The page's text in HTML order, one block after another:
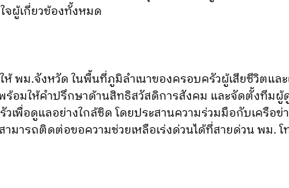
จผู้เกี่ยวข้องทั้งหมด
พม.จังหวัด ในพื้นที่ภูมิลำเนาของครอบครัวผู้เสียชีวิตแล
ร้อมให้คำปรึกษาด้านสิทธิสวัสดิการสังคม และจัดตั้งทีมผู้
วเพื่อดูแลอย่างใกล้ชิด โดยประสานความร่วมมือกับเครื
มารถติดต่อขอความช่วยเหลือเร่งด่วนได้ที่สายด่วน พม.